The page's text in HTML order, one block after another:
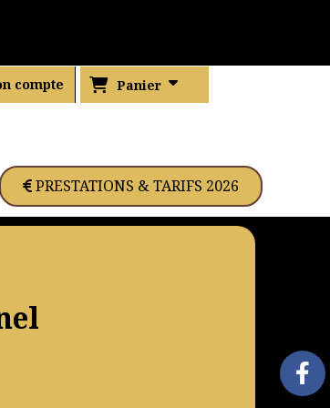
compte Panier
PRESTATIONS & TARIFS 2026